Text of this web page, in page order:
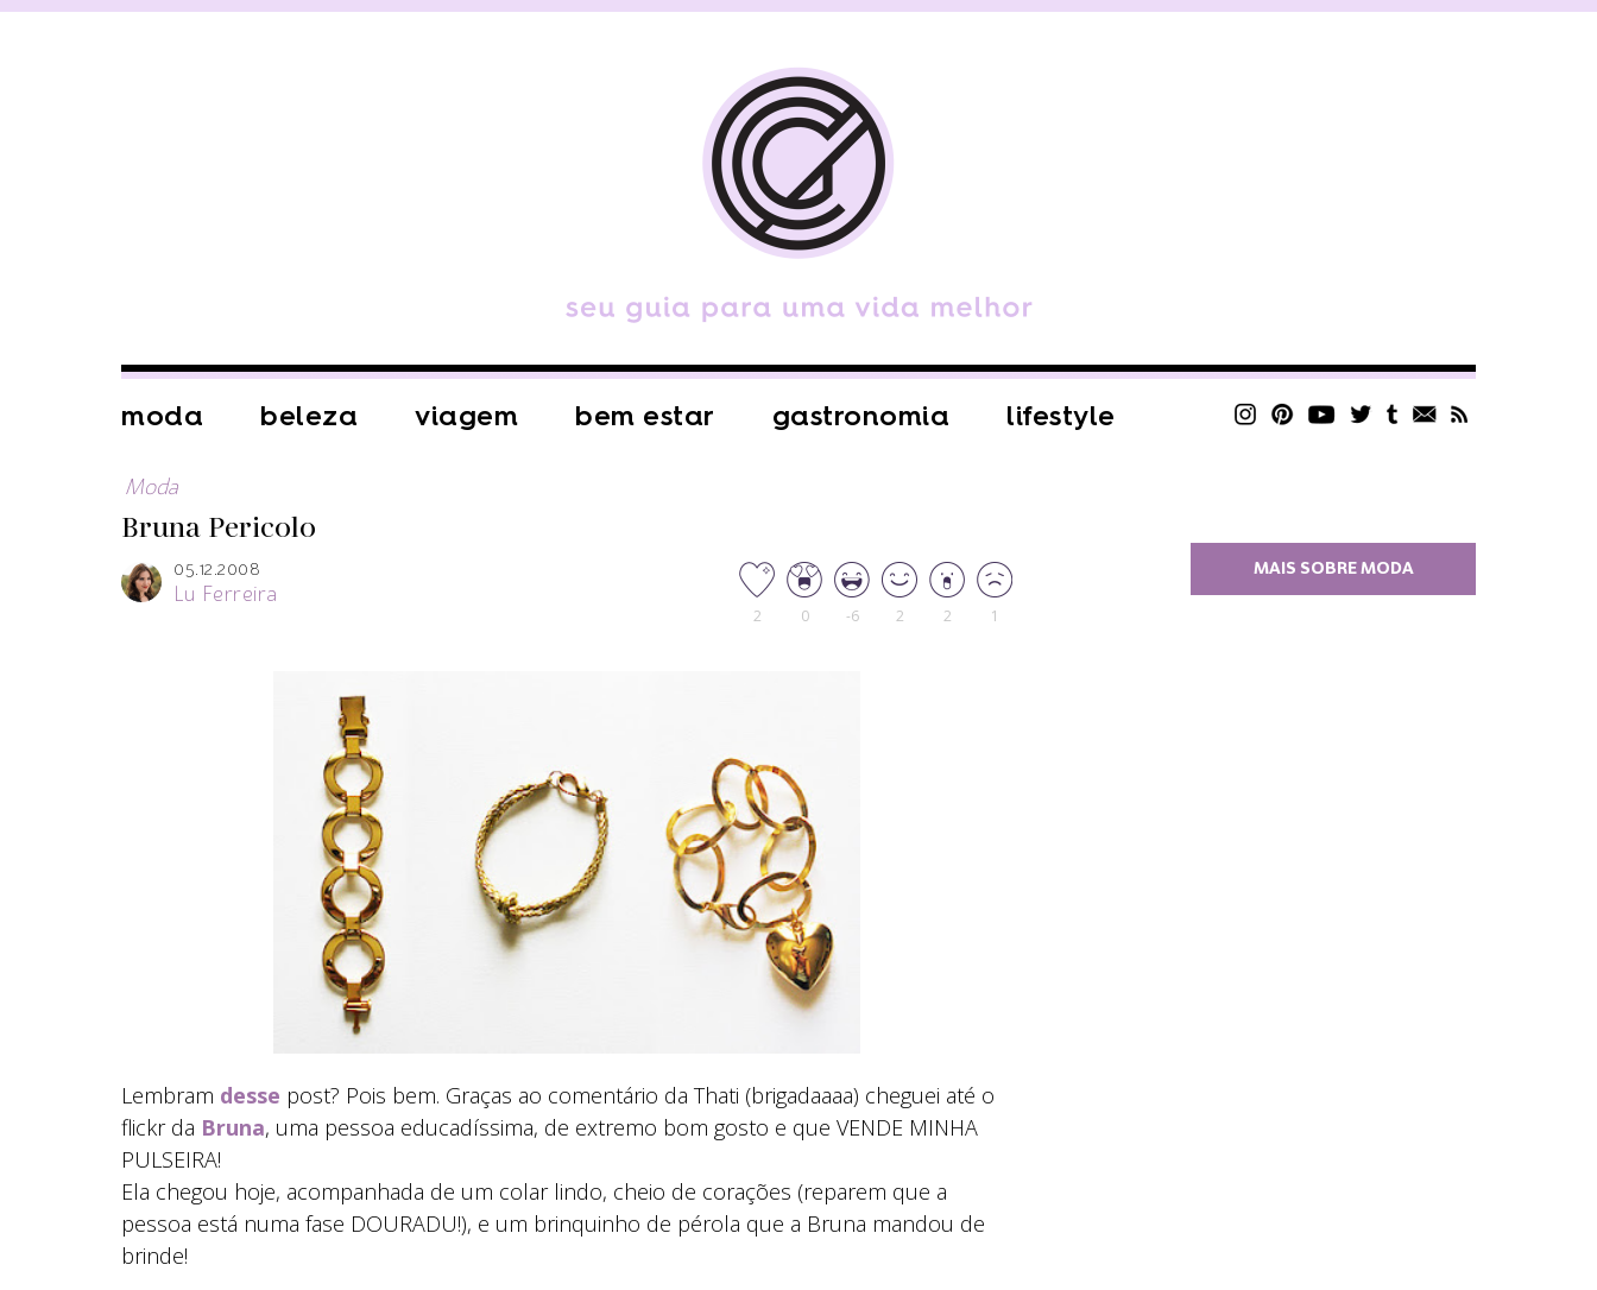
moda beleza viagem bem estar gastronomia lifestyle
Moda
Bruna Pericolo
05.12.2008
Lu Ferreira
2 0 -6 2 2 1
Lembram desse post? Pois bem. Graças ao comentário da Thati (brigadaaaa) cheguei até o
flickr da Bruna, uma pessoa educadíssima, de extremo bom gosto e que VENDE MINHA
PULSEIRA!
Ela chegou hoje, acompanhada de um colar lindo, cheio de corações (reparem que a
pessoa está numa fase DOURADU!), e um brinquinho de pérola que a Bruna mandou de
brinde!
MAIS SOBRE MODA